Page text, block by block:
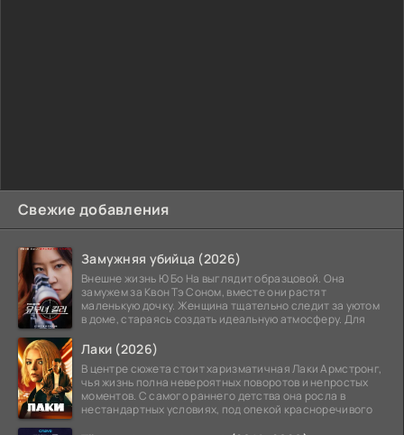
Свежие добавления
Замужняя убийца (2026)
Внешне жизнь Ю Бо На выглядит образцовой. Она
замужем за Квон Тэ Соном, вместе они растят
маленькую дочку. Женщина тщательно следит за уютом
в доме, стараясь создать идеальную атмосферу. Для
Лаки (2026)
В центре сюжета стоит харизматичная Лаки Армстронг,
чья жизнь полна невероятных поворотов и непростых
моментов. С самого раннего детства она росла в
нестандартных условиях, под опекой красноречивого